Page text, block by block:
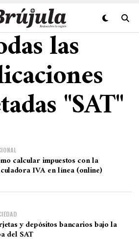
las
"SAT"
calcular impuestos con la
IVA en línea (online)
y depósitos bancarios bajo la
del SAT